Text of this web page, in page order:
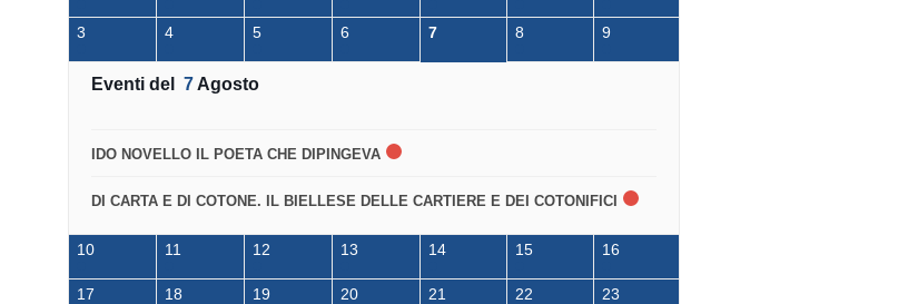
3 4 5 6 7 8 9
Eventi del 7 Agosto
IDO NOVELLO IL POETA CHE DIPINGEVA
DI CARTA E DI COTONE. IL BIELLESE DELLE CARTIERE E DEI COTONIFICI
10 11 12 13 14 15 16
17 18 19 20 21 22 23